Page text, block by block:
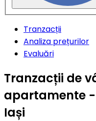
Tranzacții
Analiza prețurilor
Evaluări
Tranzacții de
apartamente
Iași